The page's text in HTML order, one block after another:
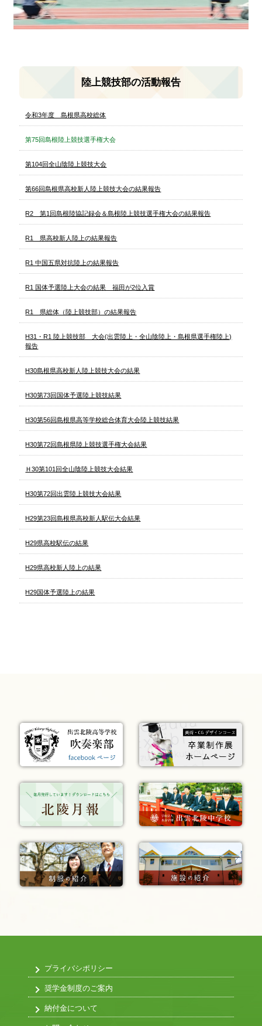
陸上競技部の活動報告
令和3年度 島根県高校総体
第75回島根陸上競技選手権大会
第104回全山陰陸上競技大会
第66回島根県高校新人陸上競技大会の結果報告
R2 第1回島根陸協記録会＆島根陸上競技選手権大会の結果報告
R1 県高校新人陸上の結果報告
R1 中国五県対抗陸上の結果報告
R1 国体予選陸上大会の結果 福田が2位入賞
R1 県総体（陸上競技部）の結果報告
H31・R1 陸上競技部 大会(出雲陸上・全山陰陸上・島根県選手権陸上)
報告
H30島根県高校新人陸上競技大会の結果
H30第73回国体予選陸上競技結果
H30第56回島根県高等学校総合体育大会陸上競技結果
H30第72回島根県陸上競技選手権大会結果
Ｈ30第101回全山陰陸上競技大会結果
H30第72回出雲陸上競技大会結果
H29第23回島根県高校新人駅伝大会結果
H29県高校駅伝の結果
H29県高校新人陸上の結果
H29国体予選陸上の結果
プライバシポリシー
奨学金制度のご案内
納付金について